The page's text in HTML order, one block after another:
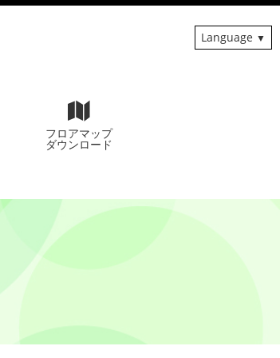
フロアマップ
ダウンロード
Language